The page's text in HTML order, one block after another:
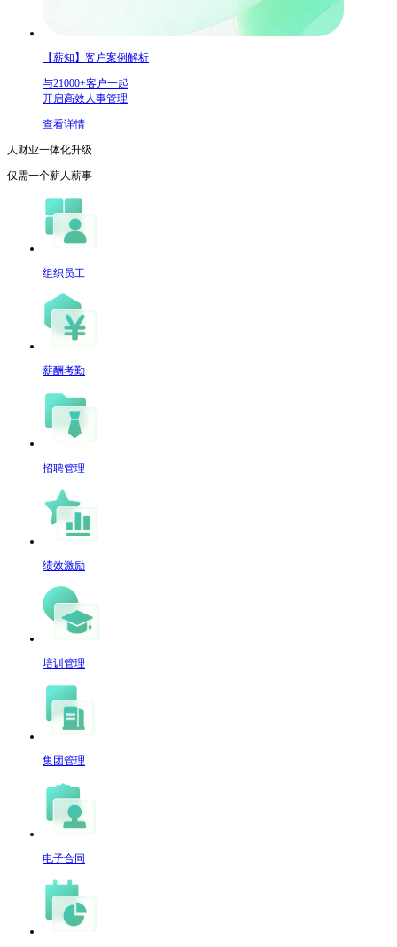
【薪知】客户案例解析
与21000+客户一起
开启高效人事管理
查看详情
人财业一体化升级
仅需一个薪人薪事
组织员工
薪酬考勤
招聘管理
绩效激励
培训管理
集团管理
电子合同